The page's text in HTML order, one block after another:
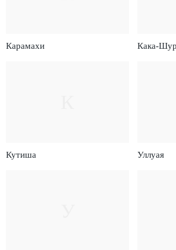
Карамахи Кака-
Кутиша Уллуая